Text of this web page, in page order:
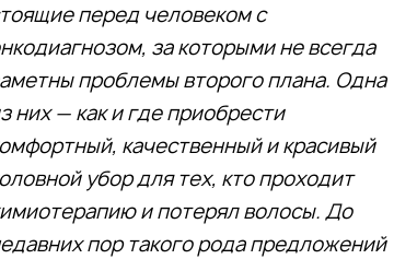
перед человеком с
за которыми не всегда
проблемы второго плана. Одна
них — как и где приобрести
качественный и красивый
убор для тех, кто проходит
и потерял волосы. До
пор такого рода предложений